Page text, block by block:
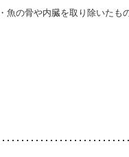
魚の骨や内臓を取り除いたも